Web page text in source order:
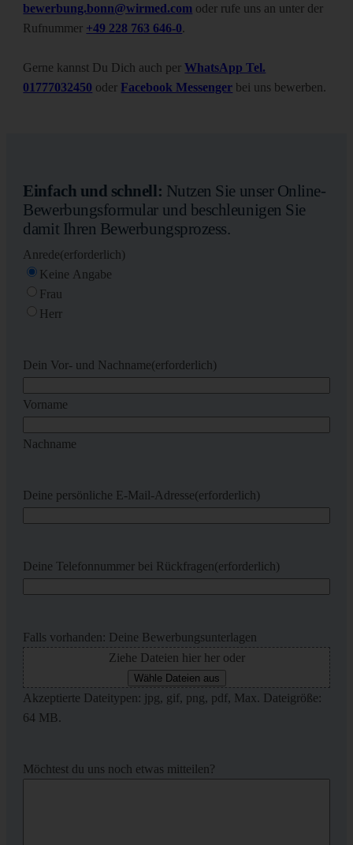
bewerbung.bonn@wirmed.com oder rufe uns an unter der
Rufnummer +49 228 763 646-0.
Gerne kannst Du Dich auch perWhatsApp Tel.
01777032450 oder Facebook Messenger bei uns bewerben.
Einfach und schnell: Nutzen Sie unser Online-
Bewerbungsformular und beschleunigen Sie
damit Ihren Bewerbungsprozess.
Anrede(erforderlich)
Keine Angabe
Frau
Herr
Dein Vor- und Nachname(erforderlich)
Vorname
Nachname
Deine persönliche E-Mail-Adresse(erforderlich)
Deine Telefonnummer bei Rückfragen(erforderlich)
Falls vorhanden: Deine Bewerbungsunterlagen
Ziehe Dateien hier her oder
Wähle Dateien aus
Akzeptierte Dateitypen: jpg, gif, png, pdf, Max. Dateigröße:
64 MB.
Möchtest du uns noch etwas mitteilen?